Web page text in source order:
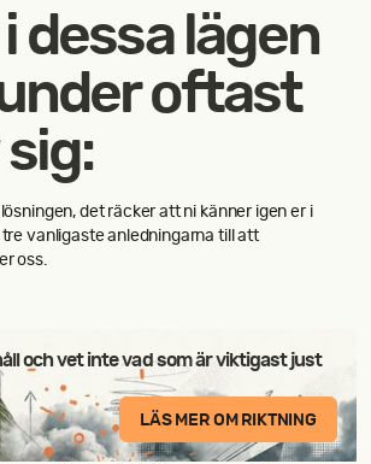
dessa lägen
oftast
det räcker att ni känner igen er i
vanligaste anledningarna till att
oss.
och vet inte vad som är viktigast just
LÄS MER OM RIKTNING